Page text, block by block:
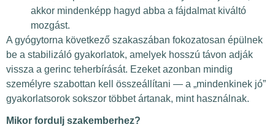
akkor mindenképp hagyd abba a fájdalmat kiváltó
mozgást.
A gyógytorna következő szakaszában fokozatosan épülnek
be a stabilizáló gyakorlatok, amelyek hosszú távon adják
vissza a gerinc teherbírását. Ezeket azonban mindig
személyre szabottan kell összeállítani — a „mindenkinek jó”
gyakorlatsorok sokszor többet ártanak, mint használnak.
Mikor fordulj szakemberhez?